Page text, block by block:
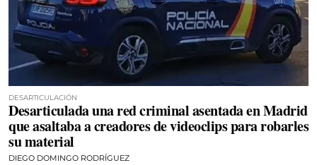
DESARTICULACIÓN
Desarticulada una red criminal asentada en Madrid
que asaltaba a creadores de videoclips para robarles
su material
DIEGO DOMINGO RODRÍGUEZ